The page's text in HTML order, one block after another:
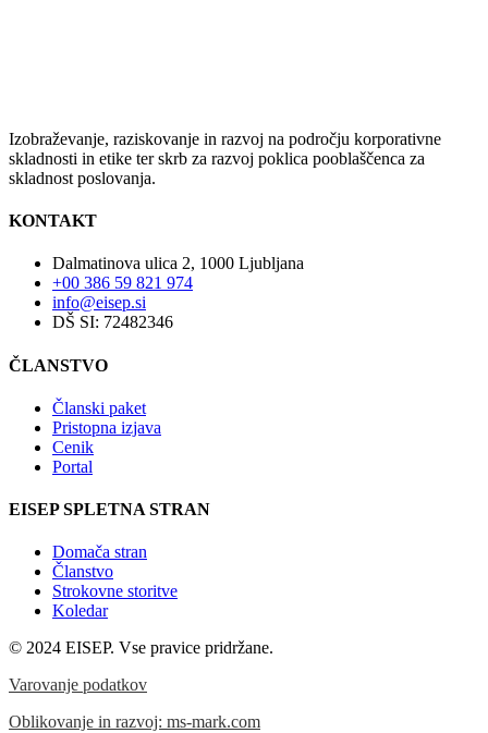
Izobraževanje, raziskovanje in razvoj na področju korporativne
skladnosti in etike ter skrb za razvoj poklica pooblaščenca za
skladnost poslovanja.
KONTAKT
Dalmatinova ulica 2, 1000 Ljubljana
+00 386 59 821 974
info@eisep.si
DŠ SI: 72482346
ČLANSTVO
Članski paket
Pristopna izjava
Cenik
Portal
EISEP SPLETNA STRAN
Domača stran
Članstvo
Strokovne storitve
Koledar
© 2024 EISEP. Vse pravice pridržane.
Varovanje podatkov
Oblikovanje in razvoj: ms-mark.com